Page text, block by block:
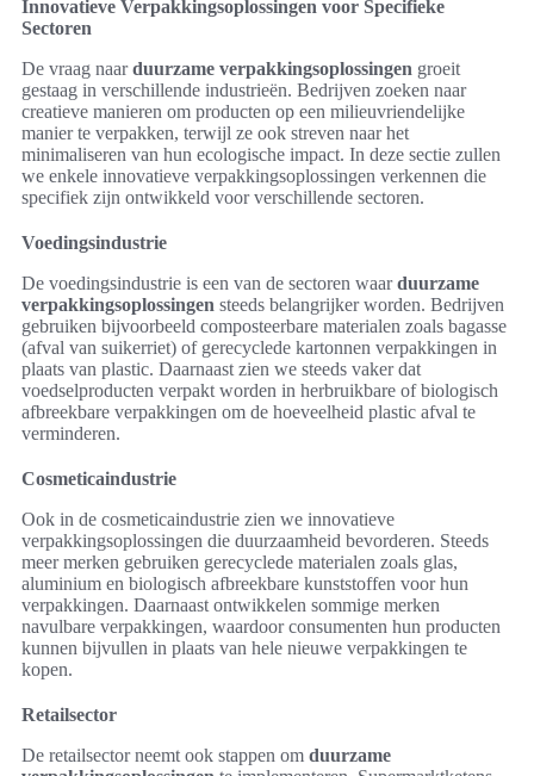
Innovatieve Verpakkingsoplossingen voor Specifieke
Sectoren
De vraag naarduurzame verpakkingsoplossingen groeit
gestaag in verschillende industrieën. Bedrijven zoeken naar
creatieve manieren om producten op een milieuvriendelijke
manier te verpakken, terwijl ze ook streven naar het
minimaliseren van hun ecologische impact. In deze sectie zullen
we enkele innovatieve verpakkingsoplossingen verkennen die
specifiek zijn ontwikkeld voor verschillende sectoren.
Voedingsindustrie
De voedingsindustrie is een van de sectoren waarduurzame
verpakkingsoplossingen steeds belangrijker worden. Bedrijven
gebruiken bijvoorbeeld composteerbare materialen zoals bagasse
(afval van suikerriet) of gerecyclede kartonnen verpakkingen in
plaats van plastic. Daarnaast zien we steeds vaker dat
voedselproducten verpakt worden in herbruikbare of biologisch
afbreekbare verpakkingen om de hoeveelheid plastic afval te
verminderen.
Cosmeticaindustrie
Ook in de cosmeticaindustrie zien we innovatieve
verpakkingsoplossingen die duurzaamheid bevorderen. Steeds
meer merken gebruiken gerecyclede materialen zoals glas,
aluminium en biologisch afbreekbare kunststoffen voor hun
verpakkingen. Daarnaast ontwikkelen sommige merken
navulbare verpakkingen, waardoor consumenten hun producten
kunnen bijvullen in plaats van hele nieuwe verpakkingen te
kopen.
Retailsector
De retailsector neemt ook stappen om duurzame